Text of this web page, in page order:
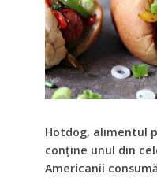
Hotdog, alimentul
conține unul din
Americanii